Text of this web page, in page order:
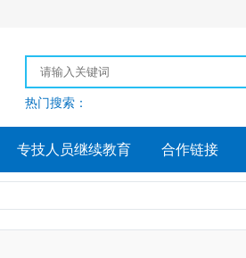
热门搜索：
专技人员继续教育 合作链接